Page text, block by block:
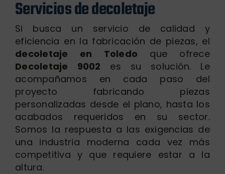
Nosotros
Blog
Contacto
Servicios de decoletaje
Si busca un servicio de calidad y
eficiencia en la fabricación de piezas, el
decoletaje en Toledo que ofrece
Decoletaje 9002 es su solución. Le
acompañamos en cada paso del
proyecto fabricando piezas
personalizadas desde el plano, hasta los
acabados requeridos en su sector.
Somos la respuesta a las exigencias de
una industria moderna cada vez más
competitiva y que requiere estar a la
altura.